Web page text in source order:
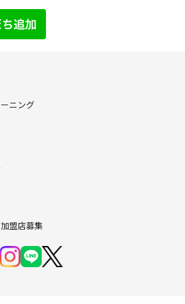
ニング
盟店募集